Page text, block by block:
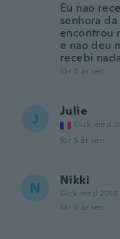
Eu nao
senhora
encontrou
e nao deu
recebi
för 5 år sen
J Julie
Gick med
för 5 år sen
N Nikki
Gick med 2018
för 5 år sen